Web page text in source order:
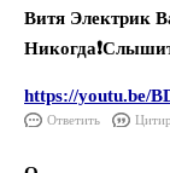
Витя Электрик
https://youtu.be/
Ответить